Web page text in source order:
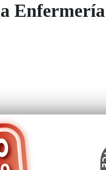
Enfermería